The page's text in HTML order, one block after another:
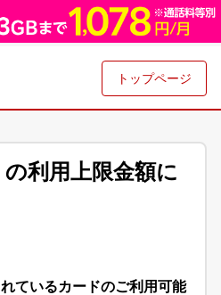
トップページ
利用上限金額に
ているカードのご利用可能